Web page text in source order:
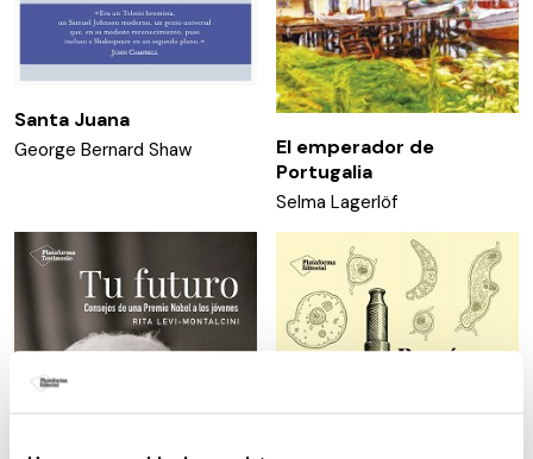
Santa Juana
George Bernard Shaw
El emperador de
Portugalia
Selma Lagerlöf